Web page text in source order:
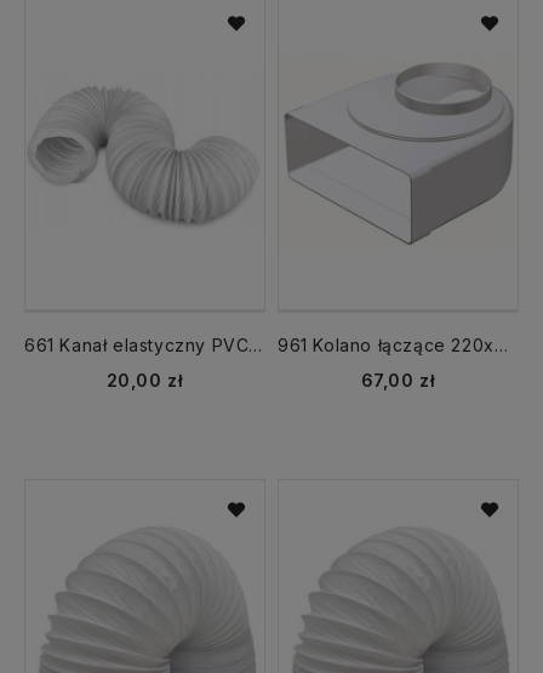
661 Kanał elastyczny PVC fi 150 mm długość 1m Vents
20,00 zł
961 Kolano łączące 220x90 fi 150 mm mimośrodowe Vents
67,00 zł